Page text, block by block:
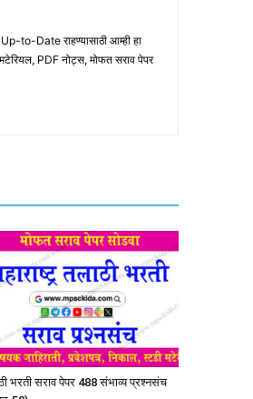
to-Date राहण्यासाठी आम्ही हा
PDF नोट्स, मोफत सराव पेपर
भरती सराव पेपर 488 संभाव्य प्रश्नसंच